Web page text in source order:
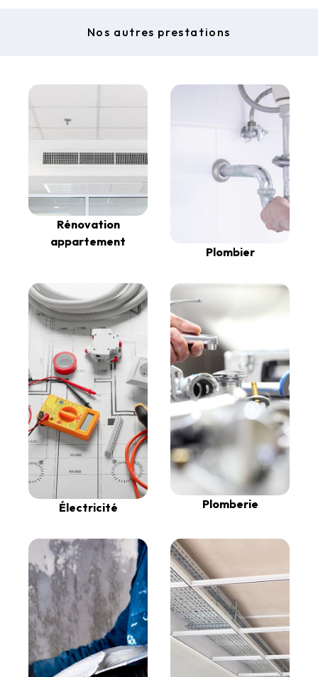
Nos autres prestations
Rénovation
appartement
Plombier
Électricité Plomberie